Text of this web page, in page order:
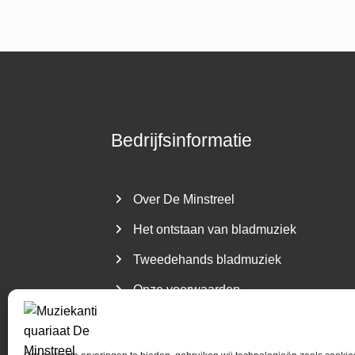
Bedrijfsinformatie
Over De Minstreel
Het ontstaan van bladmuziek
Tweedehands bladmuziek
Onze voorwaarden